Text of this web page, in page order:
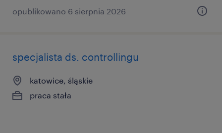
opublikowano 6 sierpnia 2026
specjalista ds. controllingu
katowice, śląskie
praca stała